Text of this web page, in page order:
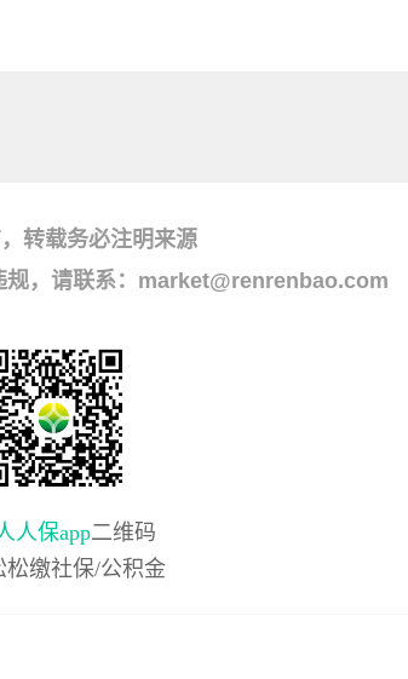
转载务必注明来源
规，请联系：market@renrenbao.com
人保app二维码
松缴社保/公积金